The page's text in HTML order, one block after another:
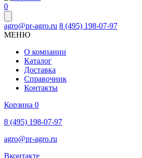
0
agro@pr-agro.ru 8 (495) 198-07-97
МЕНЮ
О компании
Каталог
Доставка
Справочник
Контакты
Корзина 0
8 (495) 198-07-97
agro@pr-agro.ru
Вконтакте